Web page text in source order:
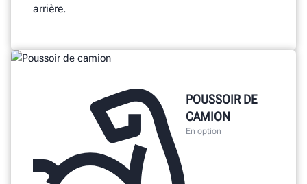
arrière.
POUSSOIR DE
CAMION
En option